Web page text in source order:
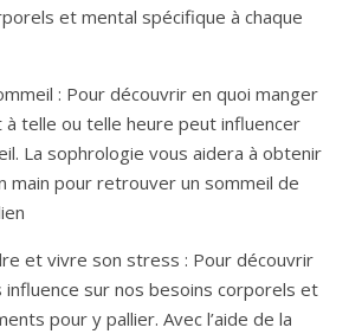
et mental spécifique à chaque
: Pour découvrir en quoi manger
telle ou telle heure peut influencer
La sophrologie vous aidera à obtenir
main pour retrouver un sommeil de
et vivre son stress : Pour découvrir
sur nos besoins corporels et
pour y pallier. Avec l’aide de la